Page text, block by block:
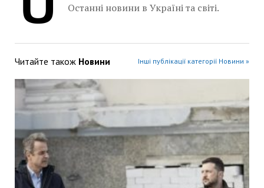
Останні новини в Україні та світі.
Читайте також Новини Інші публікації категорії Новини »